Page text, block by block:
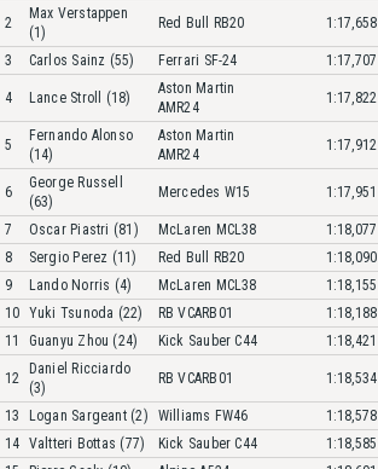
2
Max Verstappen
(1)
Red Bull RB20 1:17,658
3 Carlos Sainz (55) Ferrari SF-24 1:17,707
4 Lance Stroll (18)
Aston Martin
AMR24
1:17,822
5
Fernando Alonso
(14)
Aston Martin
AMR24
1:17,912
6
George Russell
(63)
Mercedes W15 1:17,951
7 Oscar Piastri (81) McLaren MCL38 1:18,077
8
Sergio Perez (11) Red Bull RB20 1:18,090
9
Lando Norris (4) McLaren MCL38 1:18,155
10 Yuki Tsunoda (22) RB VCARB01 1:18,188
11
Guanyu Zhou (24) Kick Sauber C44 1:18,421
12
Daniel Ricciardo
(3)
RB VCARB01 1:18,534
13 Logan Sargeant (2) Williams FW46 1:18,578
14 Valtteri Bottas (77) Kick Sauber C44 1:18,585